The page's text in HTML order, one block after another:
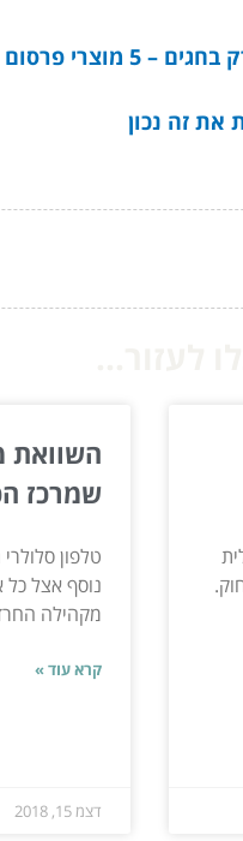
לחלק לעובדים
את זה נכון
השוואת
שמרכז
טלפון
נוסף אצל
מקהילה
קרא עוד »
דצמ 15, 2018